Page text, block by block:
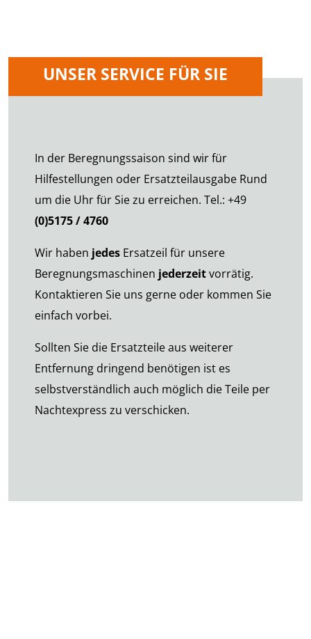
UNSER SERVICE FÜR SIE
In der Beregnungssaison sind wir für
Hilfestellungen oder Ersatzteilausgabe Rund
um die Uhr für Sie zu erreichen. Tel.: +49
(0)5175 / 4760
Wir haben jedes Ersatzeil für unsere
Beregnungsmaschinen jederzeitvorrätig.
Kontaktieren Sie uns gerne oder kommen Sie
einfach vorbei.
Sollten Sie die Ersatzteile aus weiterer
Entfernung dringend benötigen ist es
selbstverständlich auch möglich die Teile per
Nachtexpress zu verschicken.